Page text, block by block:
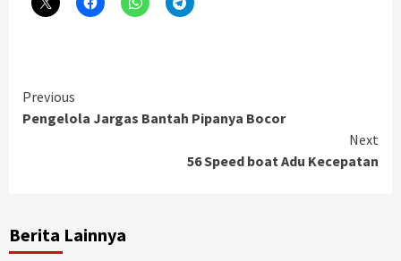
Continue
Reading
Previous
Pengelola Jargas Bantah Pipanya Bocor
Next
56 Speed boat Adu Kecepatan
Berita Lainnya